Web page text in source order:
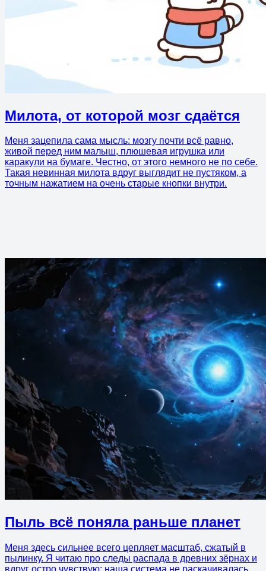
Милота, от которой мозг сдаётся
Меня зацепила сама мысль: мозгу почти всё равно,
живой перед ним малыш, плюшевая игрушка или
каракули на бумаге. Честно, от этого немного не по себе.
Такая невинная милота вдруг выглядит не пустяком, а
точным нажатием на очень старые кнопки внутри.
Пыль всё поняла раньше планет
Меня здесь сильнее всего цепляет масштаб, сжатый в
пылинку. Я читаю про следы распада в древних зёрнах и